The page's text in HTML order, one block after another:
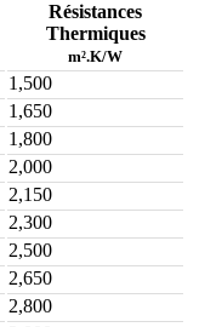
Résistances
Thermiques
m².K/W
1,500
1,650
1,800
2,000
2,150
2,300
2,500
2,650
2,800